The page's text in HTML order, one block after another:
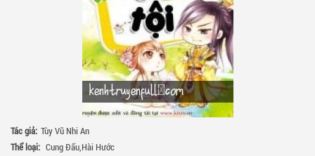
Tác giả: Tùy Vũ Nhi An
Thể loại: Cung Đấu,Hài Hước